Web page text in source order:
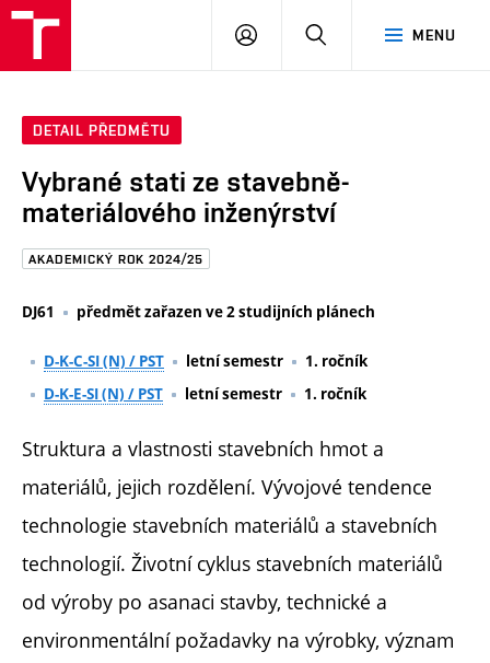
Brno
MENU
PŘIHLÁSIT
DETAIL PŘEDMĚTU
Vybrané stati ze stavebně-
materiálového inženýrství
AKADEMICKÝ ROK 2024/25
DJ61 předmět zařazen ve 2 studijních plánech
D-K-C-SI (N) / PST letní semestr
1. ročník
D-K-E-SI (N) / PST
letní semestr 1. ročník
Struktura a vlastnosti stavebních hmot a
materiálů, jejich rozdělení. Vývojové tendence
technologie stavebních materiálů a stavebních
technologií. Životní cyklus stavebních materiálů
od výroby po asanaci stavby, technické a
environmentální požadavky na výrobky, význam